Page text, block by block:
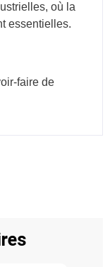
où la
essentielles.
faire de